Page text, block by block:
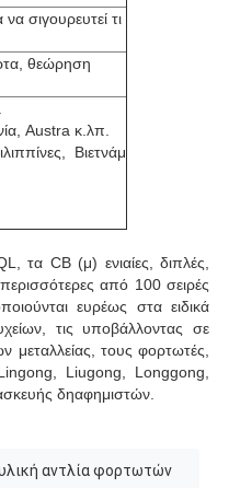
σιγουρευτεί τι
θεώρηση
Austra κ.λπ.
Βιετνάμ
τα CB (μ) ενιαίες, διπλές,
από 100 σειρές
ευρέως στα ειδικά
τις υποβάλλοντας σε
τους φορτωτές,
Liugong, Longgong,
δηαφημιστών.
αντλία φορτωτών